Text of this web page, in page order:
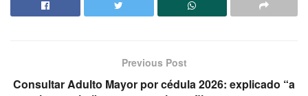
Previous Post
Consultar Adulto Mayor por cédula 2026: explicado “a